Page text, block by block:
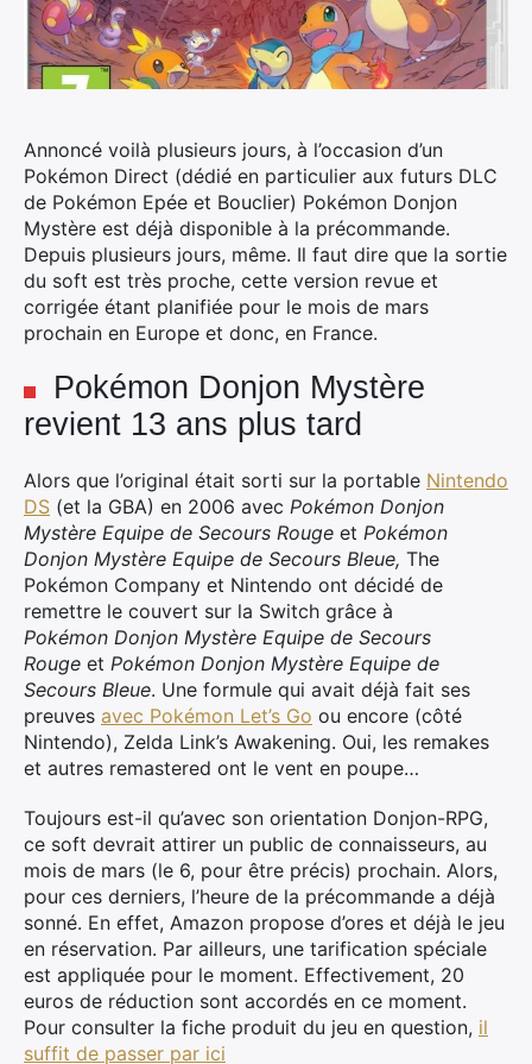
Annoncé voilà plusieurs jours, à l’occasion d’un
Pokémon Direct (dédié en particulier aux futurs DLC
de Pokémon Epée et Bouclier) Pokémon Donjon
Mystère est déjà disponible à la précommande.
Depuis plusieurs jours, même. Il faut dire que la sortie
du soft est très proche, cette version revue et
corrigée étant planifiée pour le mois de mars
prochain en Europe et donc, en France.
Pokémon Donjon Mystère
revient 13 ans plus tard
Alors que l’original était sorti sur la portable Nintendo
DS (et la GBA) en 2006 avec Pokémon Donjon
Mystère Equipe de Secours Rouge et Pokémon
Donjon Mystère Equipe de Secours Bleue, The
Pokémon Company et Nintendo ont décidé de
remettre le couvert sur la Switch grâce à
Pokémon Donjon Mystère Equipe de Secours
Rouge et Pokémon Donjon Mystère Equipe de
Secours Bleue. Une formule qui avait déjà fait ses
preuves avec Pokémon Let’s Go ou encore (côté
Nintendo), Zelda Link’s Awakening. Oui, les remakes
et autres remastered ont le vent en poupe…
Toujours est-il qu’avec son orientation Donjon-RPG,
ce soft devrait attirer un public de connaisseurs, au
mois de mars (le 6, pour être précis) prochain. Alors,
pour ces derniers, l’heure de la précommande a déjà
sonné. En effet, Amazon propose d’ores et déjà le jeu
en réservation. Par ailleurs, une tarification spéciale
est appliquée pour le moment. Effectivement, 20
euros de réduction sont accordés en ce moment.
Pour consulter la fiche produit du jeu en question, il
suffit de passer par ici